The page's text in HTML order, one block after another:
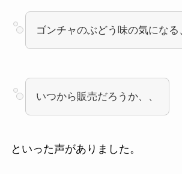
ゴンチャのぶどう味の気になる
いつから販売だろうか、、
といった声がありました。